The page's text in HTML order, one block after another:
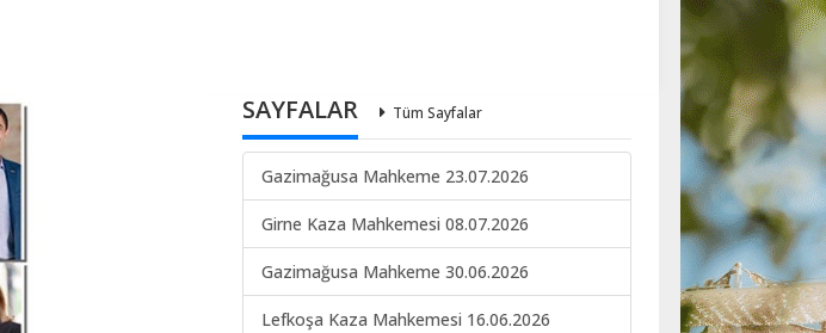
SAYFALAR Tüm Sayfalar
Gazimağusa Mahkeme 23.07.2026
Girne Kaza Mahkemesi 08.07.2026
Gazimağusa Mahkeme 30.06.2026
Lefkoşa Kaza Mahkemesi 16.06.2026